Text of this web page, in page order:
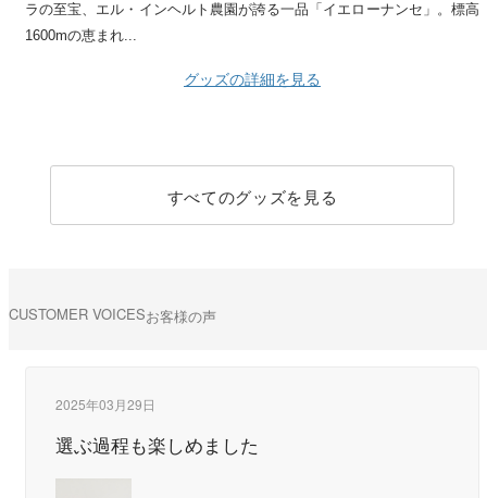
ラの至宝、エル・インヘルト農園が誇る一品「イエローナンセ」。標高
1600mの恵まれ...
グッズの詳細を見る
すべてのグッズを見る
CUSTOMER VOICESお客様の声
2025年03月29日
選ぶ過程も楽しめました